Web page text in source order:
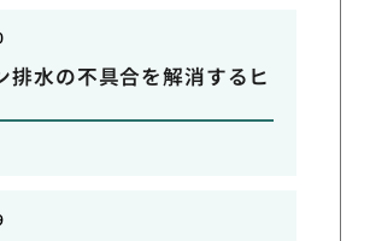
排水の不具合を解消するヒ